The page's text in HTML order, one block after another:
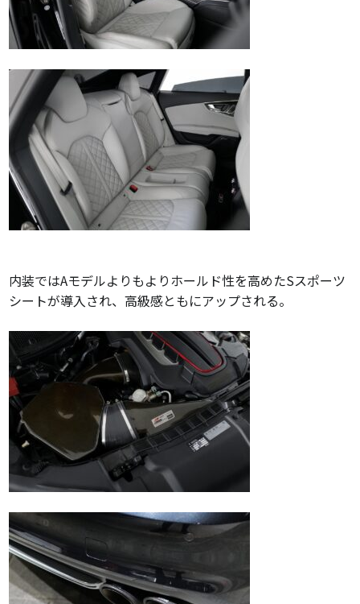
内装ではAモデルよりもよりホールド性を高めたSスポーツ
シートが導入され、高級感ともにアップされる。